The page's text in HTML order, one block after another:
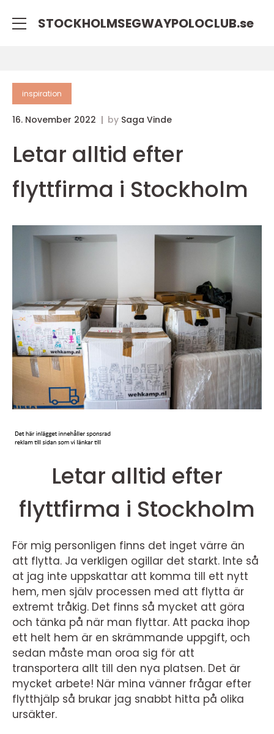
STOCKHOLMSEGWAYPOLOCLUB.se
inspiration
16. November 2022 by Saga Vinde
Letar alltid efter
flyttfirma i Stockholm
Letar alltid efter
flyttfirma i Stockholm
För mig personligen finns det inget värre än
att flytta. Ja verkligen ogillar det starkt. Inte så
at jag inte uppskattar att komma till ett nytt
hem, men själv processen med att flytta är
extremt tråkig. Det finns så mycket att göra
och tänka på när man flyttar. Att packa ihop
ett helt hem är en skrämmande uppgift, och
sedan måste man oroa sig för att
transportera allt till den nya platsen. Det är
mycket arbete! När mina vänner frågar efter
flytthjälp så brukar jag snabbt hitta på olika
ursäkter.